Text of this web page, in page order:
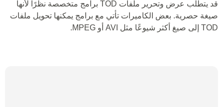
قد يتطلب عرض وتحرير ملفات TOD برامج متخصصة نظرًا لأنها
صيغة حصرية. بعض الكاميرات تأتي مع برامج يمكنها تحويل ملفات
TOD إلى صيغ أكثر شيوعًا مثل AVI أو MPEG.